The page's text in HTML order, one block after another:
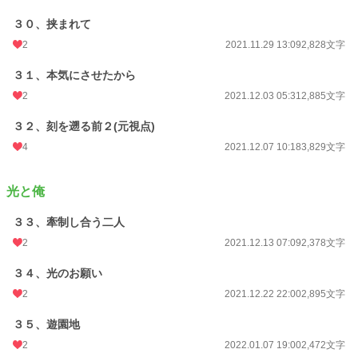
３０、挟まれて
2 2021.11.29 13:092,828文字
３１、本気にさせたから
2 2021.12.03 05:312,885文字
３２、刻を遡る前２(元視点)
4 2021.12.07 10:183,829文字
光と俺
３３、牽制し合う二人
2 2021.12.13 07:092,378文字
３４、光のお願い
2 2021.12.22 22:002,895文字
３５、遊園地
2 2022.01.07 19:002,472文字